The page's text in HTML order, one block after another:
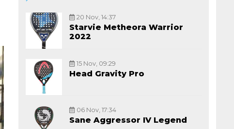
20 Nov, 14:37
Starvie Metheora Warrior
2022
15 Nov, 09:29
Head Gravity Pro
06 Nov, 17:34
Sane Aggressor IV Legend